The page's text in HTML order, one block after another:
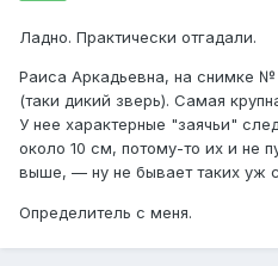
Ладно. Практически отгадали.
Раиса Аркадьевна, на снимке
(таки дикий зверь). Самая
У нее характерные "заячьи"
около 10 см, потому-то их и не
выше, — ну не бывает таких уж
Определитель с меня.